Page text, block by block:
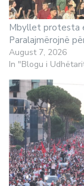
Mbyllet protesta
Paralajmërojnë
August 7, 2026
In "Blogu i